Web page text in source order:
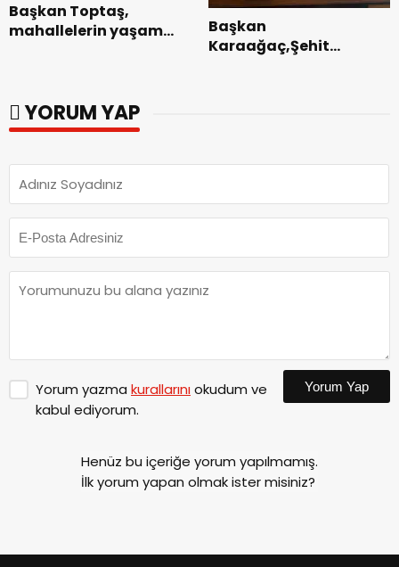
Başkan Toptaş,
mahallelerin yaşam
Başkan
Karaağaç,Şehit
YORUM YAP
Yorum yazma kurallarınıokudum ve
kabul ediyorum.
Yorum Yap
Henüz bu içeriğe yorum yapılmamış.
İlk yorum yapan olmak ister misiniz?